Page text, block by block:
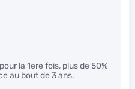
la 1ere fois, plus de 50%
au bout de 3 ans.